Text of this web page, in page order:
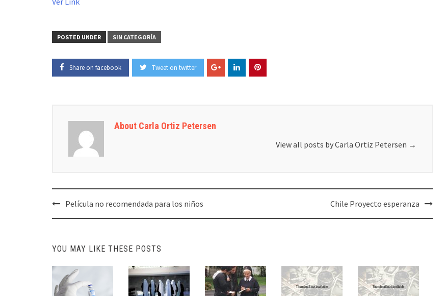
POSTED UNDER SIN CATEGORÍA
Share on facebook Tweet on twitter
About Carla Ortiz Petersen
View all posts by Carla Ortiz Petersen →
Post
navigation
Película no recomendada para los niños Chile Proyecto esperanza
YOU MAY LIKE THESE POSTS